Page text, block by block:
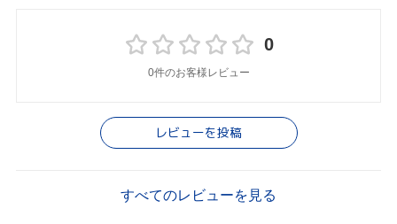
0
0件のお客様レビュー
レビューを投稿
すべてのレビューを見る